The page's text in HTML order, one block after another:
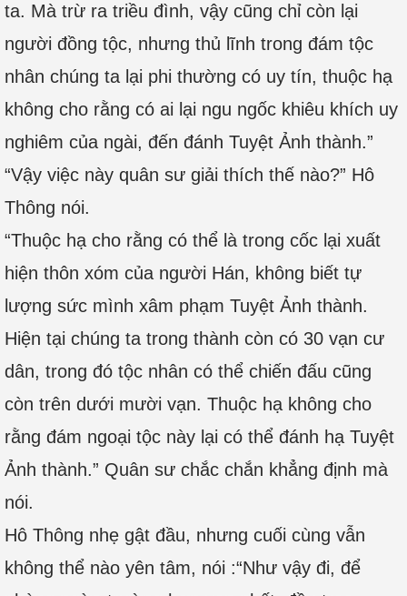
ta. Mà trừ ra triều đình, vậy cũng chỉ còn lại
người đồng tộc, nhưng thủ lĩnh trong đám tộc
nhân chúng ta lại phi thường có uy tín, thuộc hạ
không cho rằng có ai lại ngu ngốc khiêu khích uy
nghiêm của ngài, đến đánh Tuyệt Ảnh thành.”
“Vậy việc này quân sư giải thích thế nào?” Hô
Thông nói.
“Thuộc hạ cho rằng có thể là trong cốc lại xuất
hiện thôn xóm của người Hán, không biết tự
lượng sức mình xâm phạm Tuyệt Ảnh thành.
Hiện tại chúng ta trong thành còn có 30 vạn cư
dân, trong đó tộc nhân có thể chiến đấu cũng
còn trên dưới mười vạn. Thuộc hạ không cho
rằng đám ngoại tộc này lại có thể đánh hạ Tuyệt
Ảnh thành.” Quân sư chắc chắn khẳng định mà
nói.
Hô Thông nhẹ gật đầu, nhưng cuối cùng vẫn
không thể nào yên tâm, nói :“Như vậy đi, để